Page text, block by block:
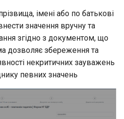
імені або по батькові
значення вручну та
згідно з документом, що
дозволяє збереження та
некритичних зауважень
певних значень